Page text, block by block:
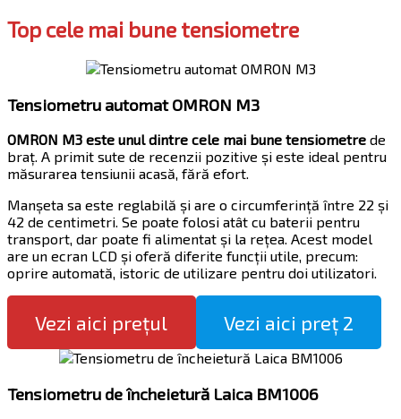
Top cele mai bune tensiometre
Tensiometru automat OMRON M3
OMRON M3 este unul dintre cele mai bune tensiometre de
braț. A primit sute de recenzii pozitive și este ideal pentru
măsurarea tensiunii acasă, fără efort.
Manșeta sa este reglabilă și are o circumferință între 22 și
42 de centimetri. Se poate folosi atât cu baterii pentru
transport, dar poate fi alimentat și la rețea. Acest model
are un ecran LCD și oferă diferite funcții utile, precum:
oprire automată, istoric de utilizare pentru doi utilizatori.
Vezi aici prețul Vezi aici preț 2
Tensiometru de încheietură Laica BM1006